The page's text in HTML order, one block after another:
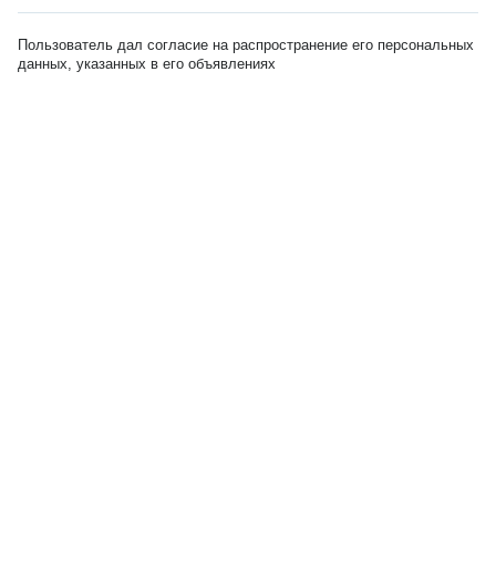
Пользователь дал согласие на распространение его персональных
данных, указанных в его объявлениях